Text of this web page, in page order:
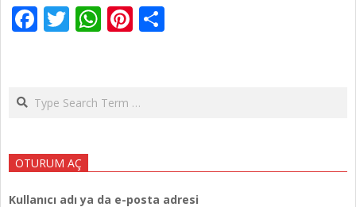
Facebook
Twitter
WhatsApp
Pinterest
Search
OTURUM AÇ
Kullanıcı adı ya da e-posta adresi